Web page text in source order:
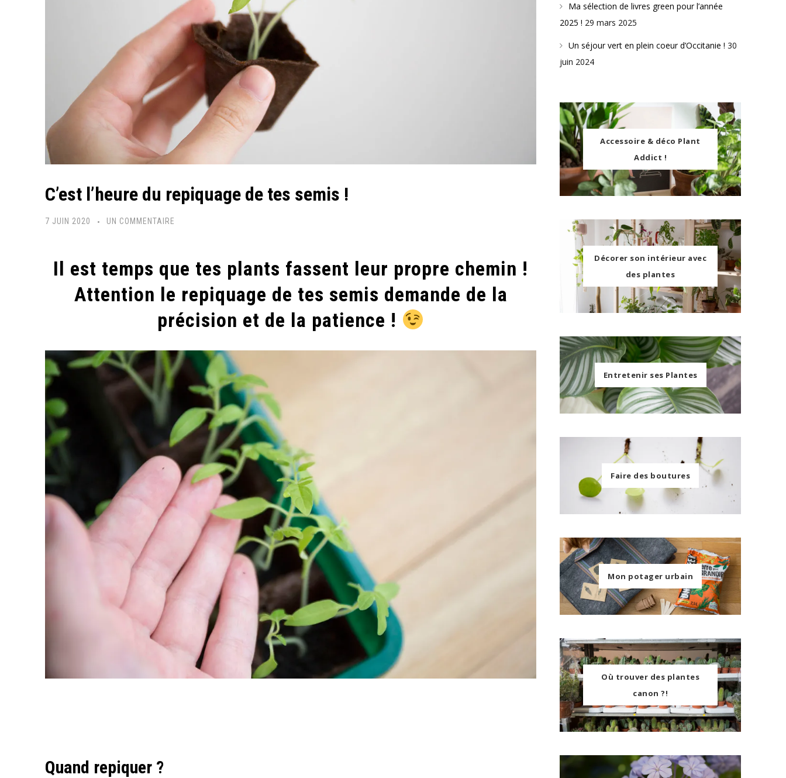
C’est l’heure du repiquage de tes semis !
7 JUIN 2020 UN COMMENTAIRE
DU
REPIQUAGE
DE
TES
!
Il est temps que tes plants fassent leur propre chemin !
Attention le repiquage de tes semis demande de la
précision et de la patience !
Quand repiquer ?
Ma sélection de livres green pour l’année
2025 ! 29 mars 2025
Un séjour vert en plein coeur d’Occitanie ! 30
juin 2024
Accessoire & déco Plant
Addict !
Décorer son intérieur avec
des plantes
Entretenir ses Plantes
Faire des boutures
Mon potager urbain
Où trouver des plantes
canon ?!